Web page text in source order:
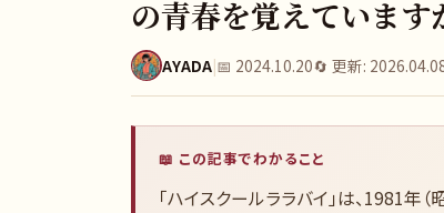
の青春を覚えています
AYADA|📅 2024.10.20🔄 更新:
📖 この記事でわかること
「ハイスクールララバイ」は、1981年